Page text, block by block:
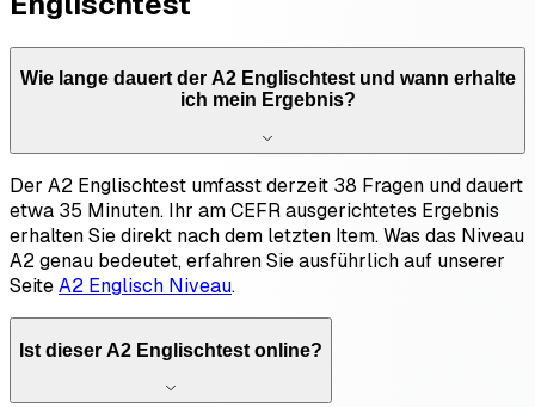
Wie lange dauert der A2 Englischtest und wann erhalte
ich mein Ergebnis?
Der A2 Englischtest umfasst derzeit 38 Fragen und dauert
etwa 35 Minuten. Ihr am CEFR ausgerichtetes Ergebnis
erhalten Sie direkt nach dem letzten Item. Was das Niveau
A2 genau bedeutet, erfahren Sie ausführlich auf unserer
SeiteA2 Englisch Niveau.
Ist dieser A2 Englischtest online?